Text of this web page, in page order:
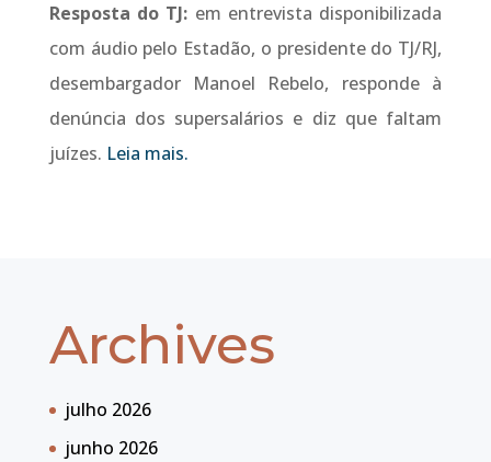
Resposta do TJ: em entrevista disponibilizada
com áudio pelo Estadão, o presidente do TJ/RJ,
desembargador Manoel Rebelo, responde à
denúncia dos supersalários e diz que faltam
juízes. Leia mais.
Archives
julho 2026
junho 2026